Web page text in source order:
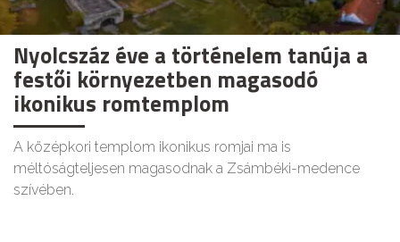
Nyolcszáz éve a történelem tanúja a
festői környezetben magasodó
ikonikus romtemplom
A középkori templom ikonikus romjai ma is
méltóságteljesen magasodnak a Zsámbéki-medence
szívében.